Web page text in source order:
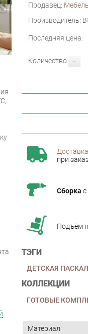
Продавец:
Производитель:
Последняя цена:
-
Количество:
Доставка
при
Сборка с
Подъём
ТЭГИ
ДЕТСКАЯ
КОЛЛЕКЦИИ
ГОТОВЫЕ
Материал